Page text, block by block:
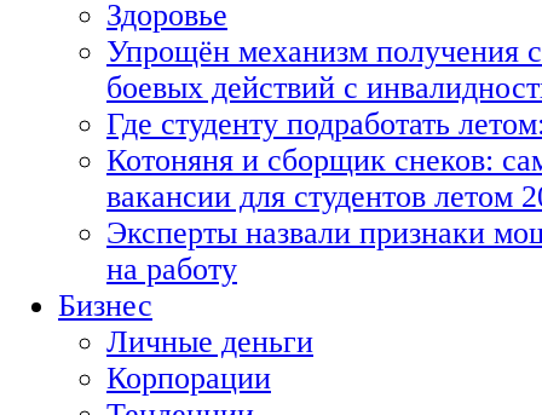
Здоровье
Упрощён механизм получения
боевых действий с
Где студенту подработать
Котоняня и сборщик снеков:
вакансии для студентов летом
Эксперты назвали признаки
на работу
Бизнес
Личные деньги
Корпорации